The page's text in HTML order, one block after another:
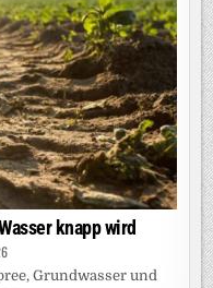
knapp wird
Grundwasser und